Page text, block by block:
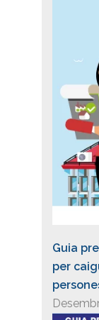
Guia
per